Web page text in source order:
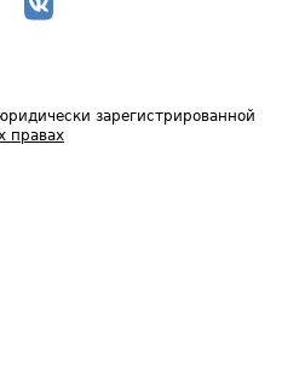
зарегистрированной
правах